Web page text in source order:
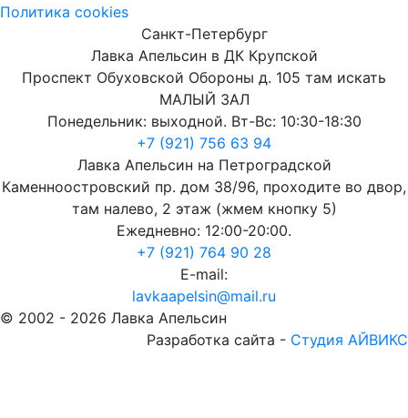
Политика cookies
Санкт-Петербург
Лавка Апельсин в ДК Крупской
Проспект Обуховской Обороны д. 105 там искать
МАЛЫЙ ЗАЛ
Понедельник: выходной. Вт-Вс: 10:30-18:30
+7 (921) 756 63 94
Лавка Апельсин на Петроградской
Каменноостровский пр. дом 38/96, проходите во двор,
там налево, 2 этаж (жмем кнопку 5)
Ежедневно: 12:00-20:00.
+7 (921) 764 90 28
E-mail:
lavkaapelsin@mail.ru
© 2002 - 2026 Лавка Апельсин
Разработка сайта - Студия АЙВИКС